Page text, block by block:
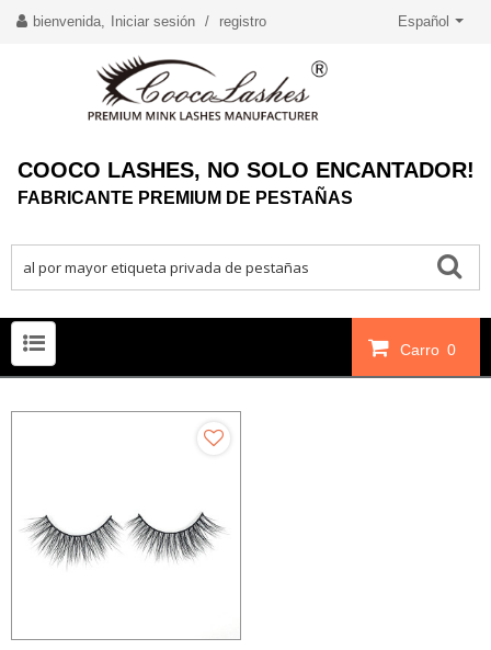
bienvenida, Iniciar sesión / registro Español
COOCO LASHES, NO SOLO ENCANTADOR!
FABRICANTE PREMIUM DE PESTAÑAS
Carro 0